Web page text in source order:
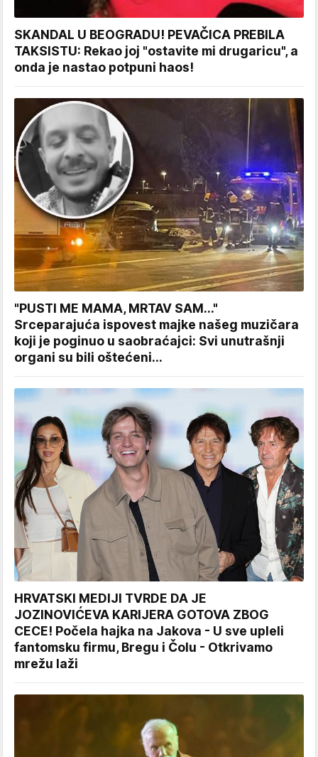
SKANDAL U BEOGRADU! PEVAČICA PREBILA
TAKSISTU: Rekao joj "ostavite mi drugaricu", a
onda je nastao potpuni haos!
"PUSTI ME MAMA, MRTAV SAM..."
Srceparajuća ispovest majke našeg muzičara
koji je poginuo u saobraćajci: Svi unutrašnji
organi su bili oštećeni...
HRVATSKI MEDIJI TVRDE DA JE
JOZINOVIĆEVA KARIJERA GOTOVA ZBOG
CECE! Počela hajka na Jakova - U sve upleli
fantomsku firmu, Bregu i Čolu - Otkrivamo
mrežu laži